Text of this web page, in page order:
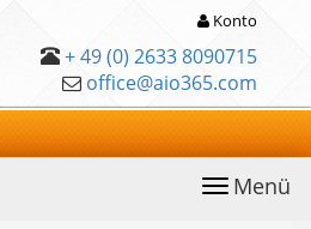
Konto
+ 49 (0) 2633 8090715
office@aio365.com
Menü